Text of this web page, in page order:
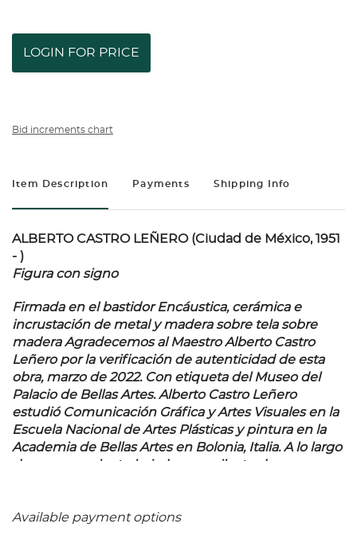
LOGIN FOR PRICE
Bid increments chart
Item Description Payments Shipping Info
ALBERTO CASTRO LEÑERO (Ciudad de México, 1951
- )
Figura con signo
Firmada en el bastidor Encáustica, cerámica e
incrustación de metal y madera sobre tela sobre
madera Agradecemos al Maestro Alberto Castro
Leñero por la verificación de autenticidad de esta
obra, marzo de 2022. Con etiqueta del Museo del
Palacio de Bellas Artes. Alberto Castro Leñero
estudió Comunicación Gráfica y Artes Visuales en la
Escuela Nacional de Artes Plásticas y pintura en la
Academia de Bellas Artes en Bolonia, Italia. A lo largo
de su carrera ha trabajado como ilustrador en
la Secretaría de Educación Pública y el Instituto
Available payment options